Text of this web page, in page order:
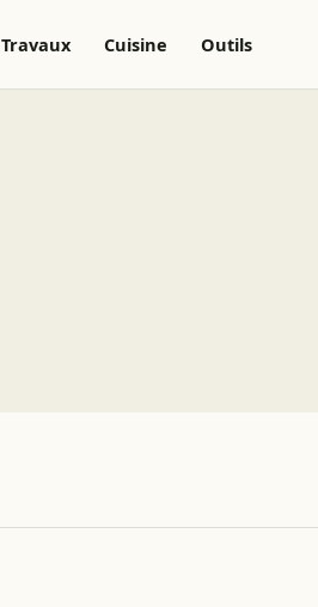
Travaux Cuisine Outils